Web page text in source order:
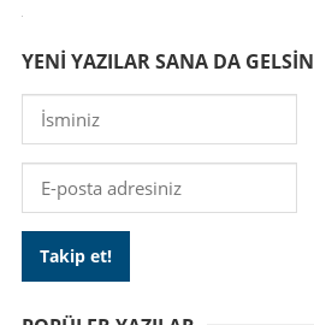
YENI YAZILAR SANA DA GELSIN